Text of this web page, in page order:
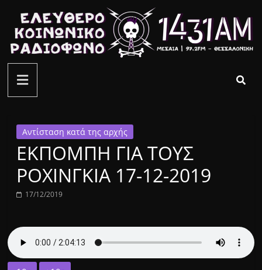
περιεχόμενο
ελεύθερο
κοινωνικό
ραδιόφωνο
1431AM
Αντίσταση κατά της αρχής
ΕΚΠΟΜΠΗ ΓΙΑ ΤΟΥΣ
ΡΟΧΙΝΓΚΙΑ 17-12-2019
17/12/2019